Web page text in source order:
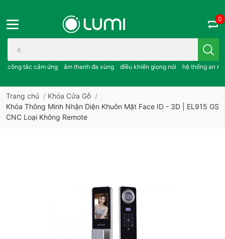
Bạn cần tìm gì..; công tắc cảm ứng..; âm thanh đa vùng ; điều
công tắc cảm ứng âm thanh đa vùng điều khiển giọng nói hệ thống an
0
Trang chủ / Khóa Cửa Gỗ /
Khóa Thông Minh Nhận Diện Khuôn Mặt Face ID - 3D | EL915 GS
CNC Loại Không Remote